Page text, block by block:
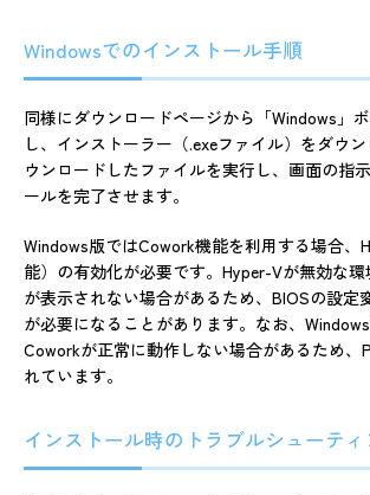
Windowsでのインストール手順
同様にダウンロードページから「Windows」
し、インストーラー（.exeファイル）をダウ
ウンロードしたファイルを実行し、画面の指
ールを完了させます。
Windows版ではCowork機能を利用する場合、
能）の有効化が必要です。Hyper-Vが無効な
が表示されない場合があるため、BIOSの設定
が必要になることがあります。なお、
Coworkが正常に動作しない場合があるため、
れています。
インストール時のトラブルシューテ